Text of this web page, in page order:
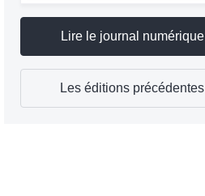
Lire le journal numérique
Les éditions précédentes